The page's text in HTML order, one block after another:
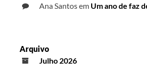
Ana Santosem Um ano de faz
Arquivo
Julho 2026